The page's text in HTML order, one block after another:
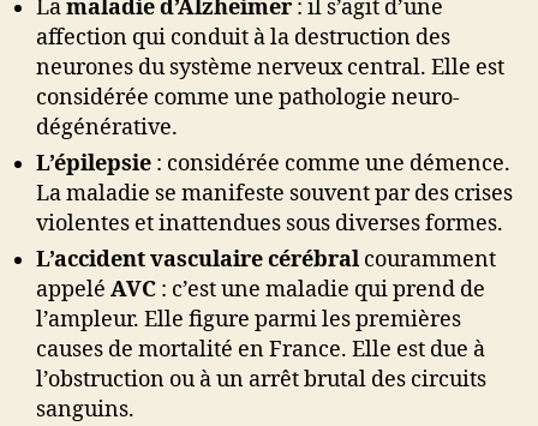
Lamaladie d’Alzheimer : il s’agit d’une
affection qui conduit à la destruction des
neurones du système nerveux central. Elle est
considérée comme une pathologie neuro-
dégénérative.
L’épilepsie : considérée comme une démence.
La maladie se manifeste souvent par des crises
violentes et inattendues sous diverses formes.
L’accident vasculaire cérébral couramment
appelé AVC : c’est une maladie qui prend de
l’ampleur. Elle figure parmi les premières
causes de mortalité en France. Elle est due à
l’obstruction ou à un arrêt brutal des circuits
sanguins.